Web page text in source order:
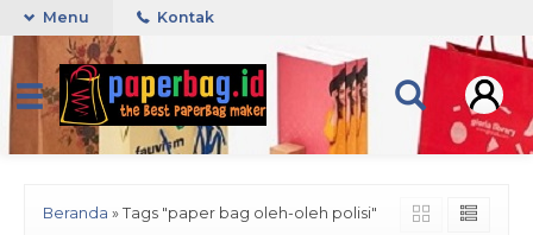
Menu Kontak
Beranda » Tags "paper bag oleh-oleh polisi"